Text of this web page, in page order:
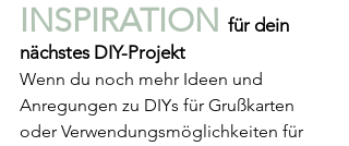
INSPIRATION für dein
nächstes DIY-Projekt
Wenn du noch mehr Ideen und
Anregungen zu DIYs für Grußkarten
oder Verwendungsmöglichkeiten für